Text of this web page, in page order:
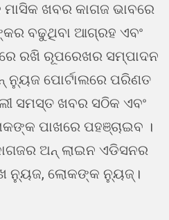
ଖବର କାଗଜ ଭାବରେ
ବଢୁଥିବା ଆଗ୍ରହ ଏବଂ
ରଖି ରୂପରେଖର ସମ୍ପାଦନ
ନ୍ୟୁଜ ପୋର୍ଟାଲରେ ପରିଣତ
ସମସ୍ତ ଖବର ସଠିକ ଏବଂ
ପାଖରେ ପହଞ୍ଚାଇବ ।
ଅନ୍ ଲାଇନ ଏଡିସନର
ନ୍ୟୁଜ, ଲୋକଙ୍କ ନ୍ୟୁଜ୍।